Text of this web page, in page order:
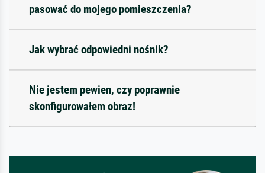
pasować do mojego pomieszczenia?
Jak wybrać odpowiedni nośnik?
Nie jestem pewien, czy poprawnie
skonfigurowałem obraz!